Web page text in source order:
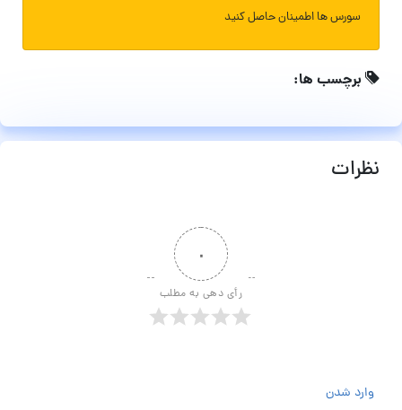
سورس ها اطمینان حاصل کنید
برچسب ها:
نظرات
۰
رأی دهی به مطلب
وارد شدن